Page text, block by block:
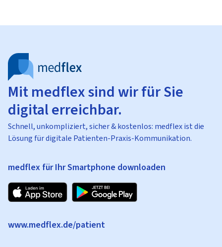
Mit medflex sind wir für Sie
digital erreichbar.
Schnell, unkompliziert, sicher & kostenlos: medflex ist die
Lösung für digitale Patienten-Praxis-Kommunikation.
medflex für Ihr Smartphone downloaden
www.medflex.de/patient